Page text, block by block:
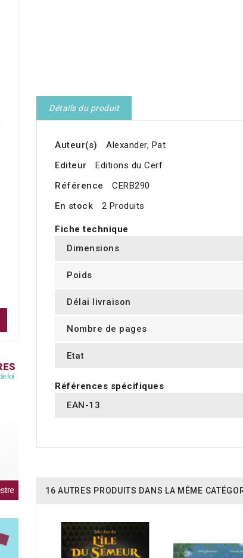
Détails du produit
Auteur(s)
Alexander, Pat
Editeur
Editions du Cerf
Référence
CERB290
En stock
2 Produits
Fiche technique
Dimensions
Poids
Délai livraison
Nombre de pages
Etat
Références spécifiques
EAN-13
16 AUTRES PRODUITS DANS LA MÊME